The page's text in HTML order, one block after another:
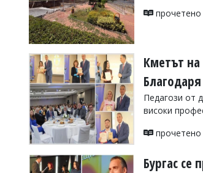
УКРАЙНА
СПОРТ
РАЗСЛЕДВАНЕ
БИЗНЕС
Управители:
Веселин
Василев,
v.vasilev@flagman.bg
Кметът на
Педагози от
високи
Бургас се